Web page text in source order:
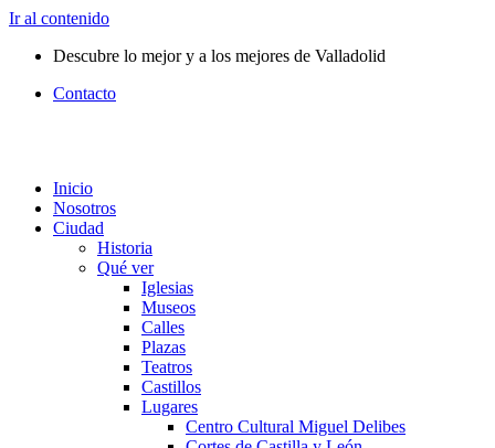
Ir al contenido
Descubre lo mejor y a los mejores de Valladolid
Contacto
Inicio
Nosotros
Ciudad
Historia
Qué ver
Iglesias
Museos
Calles
Plazas
Teatros
Castillos
Lugares
Centro Cultural Miguel Delibes